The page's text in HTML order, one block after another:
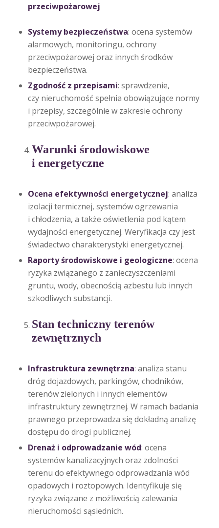
przeciwpożarowej
Systemy bezpieczeństwa: ocena systemów
alarmowych, monitoringu, ochrony
przeciwpożarowej oraz innych środków
bezpieczeństwa.
Zgodność z przepisami: sprawdzenie,
czy nieruchomość spełnia obowiązujące normy
i przepisy, szczególnie w zakresie ochrony
przeciwpożarowej.
Warunki środowiskowe
i energetyczne
Ocena efektywności energetycznej: analiza
izolacji termicznej, systemów ogrzewania
i chłodzenia, a także oświetlenia pod kątem
wydajności energetycznej. Weryfikacja czy jest
świadectwo charakterystyki energetycznej.
Raporty środowiskowe i geologiczne: ocena
ryzyka związanego z zanieczyszczeniami
gruntu, wody, obecnością azbestu lub innych
szkodliwych substancji.
Stan techniczny terenów
zewnętrznych
Infrastruktura zewnętrzna: analiza stanu
dróg dojazdowych, parkingów, chodników,
terenów zielonych i innych elementów
infrastruktury zewnętrznej. W ramach badania
prawnego przeprowadza się dokładną analizę
dostępu do drogi publicznej.
Drenaż i odprowadzanie wód: ocena
systemów kanalizacyjnych oraz zdolności
terenu do efektywnego odprowadzania wód
opadowych i roztopowych. Identyfikuje się
ryzyka związane z możliwością zalewania
nieruchomości sąsiednich.